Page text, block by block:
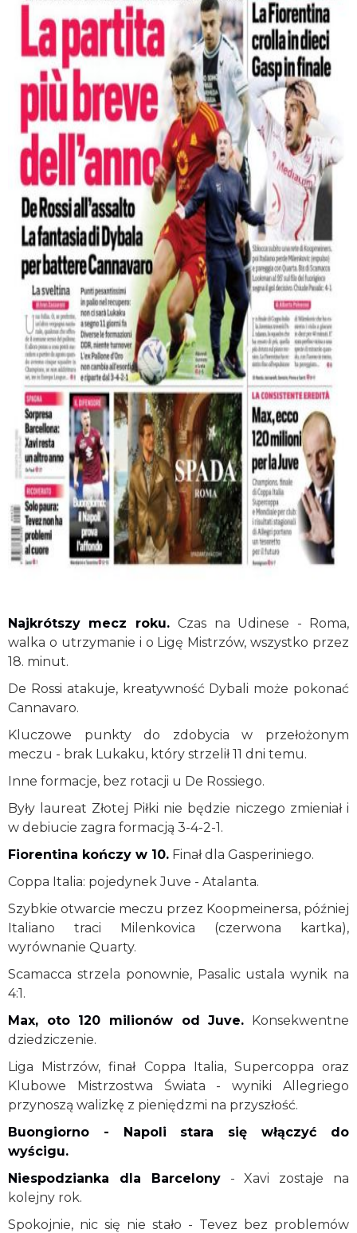
Najkrótszy mecz roku.Czas na Udinese - Roma,
walka o utrzymanie i o Ligę Mistrzów, wszystko przez
18. minut.
De Rossi atakuje, kreatywność Dybali może pokonać
Cannavaro.
Kluczowe punkty do zdobycia w przełożonym
meczu - brak Lukaku, który strzelił 11 dni temu.
Inne formacje, bez rotacji u De Rossiego.
Były laureat Złotej Piłki nie będzie niczego zmieniał i
w debiucie zagra formacją 3-4-2-1.
Fiorentina kończy w 10. Finał dla Gasperiniego.
Coppa Italia: pojedynek Juve - Atalanta.
Szybkie otwarcie meczu przez Koopmeinersa, później
Italiano traci Milenkovica (czerwona kartka),
wyrównanie Quarty.
Scamacca strzela ponownie, Pasalic ustala wynik na
4:1.
Max, oto 120 milionów od Juve. Konsekwentne
dziedziczenie.
Liga Mistrzów, finał Coppa Italia, Supercoppa oraz
Klubowe Mistrzostwa Świata - wyniki Allegriego
przynoszą walizkę z pieniędzmi na przyszłość.
Buongiorno - Napoli stara się włączyć do
wyścigu.
Niespodzianka dla Barcelony- Xavi zostaje na
kolejny rok.
Spokojnie, nic się nie stało - Tevez bez problemów